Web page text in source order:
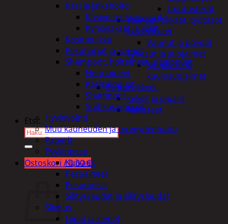
Upotusterät
Telineet, tikkaat, työtasot
ja tarvikkeet
Vaunut ja pöydät
Työasut ja suojaimet
Suojalasit ja
kuulosuojaimet
Elintarvikkeet
Keksit ja piparit
Mausteet
Etsi:
Ostoskori /0,00€
Käsi ja jalkahoito
Käsivoiteet ja rasvat
Kynsisakset ja viilat
Kosmetiikka
Pesuharjat ja -sienet
Shampoot, hoitaineet ja saippuat
Hoitoaineet
Käsisaippuat
Shampoot
Suihkusaippuat
Hyvinvointi
Muu kauneuden ja terveydenhoito
Paperit
Pyykinpesu
Kuivaus
Pesuaineet
Pesupussit
Silitysraudat ja silityslaudat
Siivous
Liinat ja sienet